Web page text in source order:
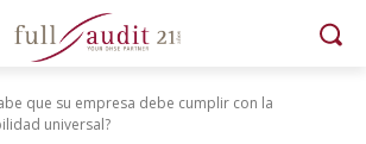
que su empresa debe cumplir con la
universal?